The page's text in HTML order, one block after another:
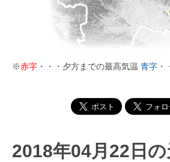
※赤字 ・・・夕方までの最高気温 青字
2018年04月22日